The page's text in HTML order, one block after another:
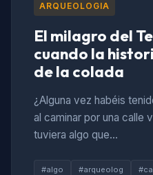
ARQUEOLOGIA
El milagro del
cuando la
de la colada
¿Alguna vez habéis
al caminar por una calle
tuviera algo que…
#algo #arqueolog